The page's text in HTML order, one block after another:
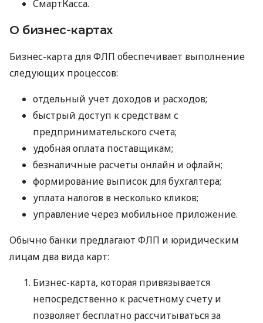
СмартКасса.
О бизнес-картах
Бизнес-карта для ФЛП обеспечивает выполнение
следующих процессов:
отдельный учет доходов и расходов;
быстрый доступ к средствам с
предпринимательского счета;
удобная оплата поставщикам;
безналичные расчеты онлайн и офлайн;
формирование выписок для бухгалтера;
уплата налогов в несколько кликов;
управление через мобильное приложение.
Обычно банки предлагают ФЛП и юридическим
лицам два вида карт:
Бизнес-карта, которая привязывается
непосредственно к расчетному счету и
позволяет бесплатно рассчитываться за